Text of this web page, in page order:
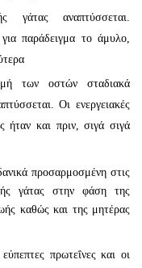
γάτας αναπτύσσεται.
παράδειγμα το άμυλο,
των οστών σταδιακά
Οι ενεργειακές
ήταν και πριν, σιγά σιγά
προσαρμοσμένη στις
γάτας στην φάση της
καθώς και της μητέρας
πρωτεΐνες και οι